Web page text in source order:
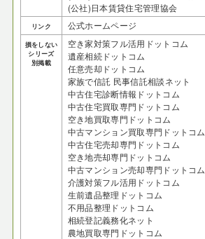
(公社)日本賃貸住宅管理協会
リンク 公式ホームページ
損をしない
シリーズ
別掲載
空き家対策フル活用ドットコム
遺産相続ドットコム
任意売却ドットコム
家族で信託 民事信託相談ネット
中古住宅診断情報ドットコム
中古住宅買取専門ドットコム
空き地買取専門ドットコム
中古マンション買取専門ドットコム
中古住宅売却専門ドットコム
空き地売却専門ドットコム
中古マンション売却専門ドットコム
介護対策フル活用ドットコム
生前遺品整理ドットコム
不用品整理ドットコム
相続登記義務化ネット
農地買取専門ドットコム